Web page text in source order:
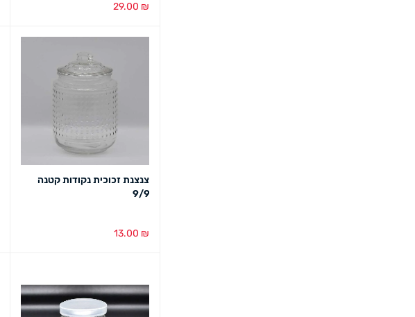
29.00 ₪
צנצנת זכוכית נקודות קטנה
9/9
13.00 ₪